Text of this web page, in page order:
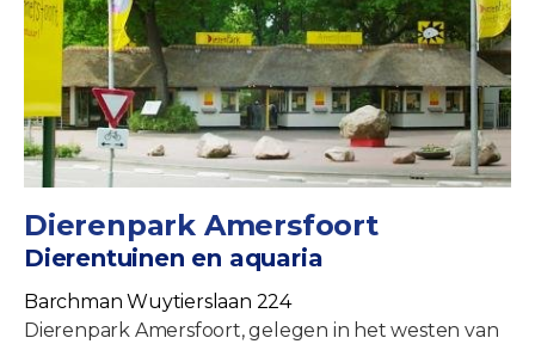
Dierenpark Amersfoort
Dierentuinen en aquaria
Barchman Wuytierslaan 224
Dierenpark Amersfoort, gelegen in het westen van